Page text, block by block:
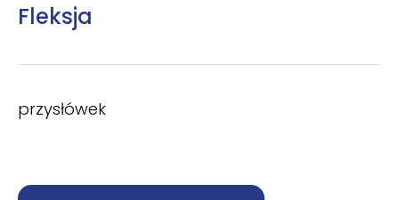
Fleksja
przysłówek